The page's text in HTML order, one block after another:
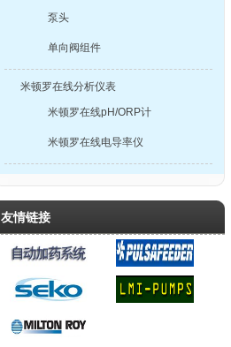
泵头
单向阀组件
米顿罗在线分析仪表
米顿罗在线pH/ORP计
米顿罗在线电导率仪
友情链接